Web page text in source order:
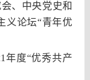
、中央党史和
义论坛“青年优
年度“优秀共产